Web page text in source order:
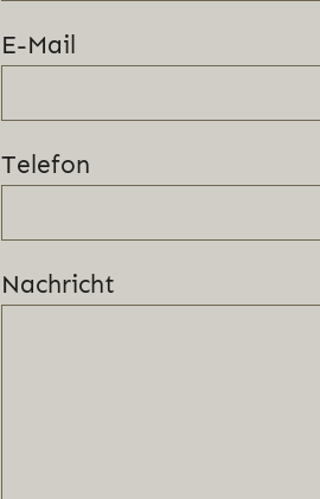
E-Mail
Telefon
Nachricht